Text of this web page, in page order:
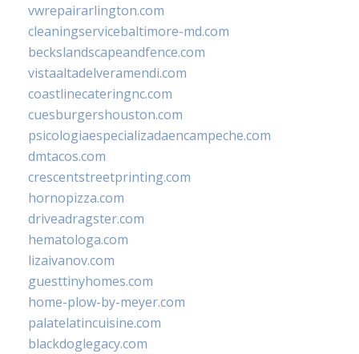
vwrepairarlington.com
cleaningservicebaltimore-md.com
beckslandscapeandfence.com
vistaaltadelveramendi.com
coastlinecateringnc.com
cuesburgershouston.com
psicologiaespecializadaencampeche.com
dmtacos.com
crescentstreetprinting.com
hornopizza.com
driveadragster.com
hematologa.com
lizaivanov.com
guesttinyhomes.com
home-plow-by-meyer.com
palatelatincuisine.com
blackdoglegacy.com